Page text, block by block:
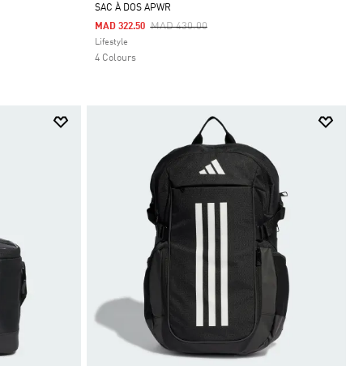
Selected
SAC À DOS APWR
Price Reduced From
MAD 430.00To
MAD 322.50
Lifestyle
4 Colours